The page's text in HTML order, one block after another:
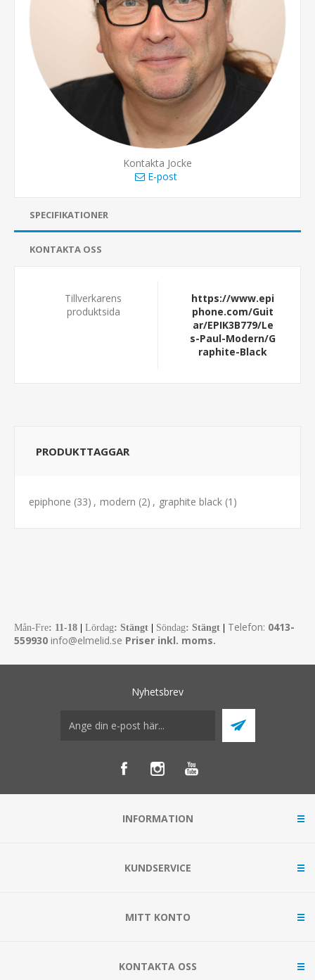
Kontakta Jocke
E-post
SPECIFIKATIONER
KONTAKTA OSS
Tillverkarens
produktsida
https://www.epi
phone.com/Guit
ar/EPIK3B779/Le
s-Paul-Modern/G
raphite-Black
PRODUKTTAGGAR
epiphone (33) , modern (2) , graphite black (1)
Mån-Fre: 11-18 Lördag: Stängt Söndag: Stängt Telefon: 0413-
559930 info@elmelid.se Priser inkl. moms.
Nyhetsbrev
INFORMATION
KUNDSERVICE
MITT KONTO
KONTAKTA OSS